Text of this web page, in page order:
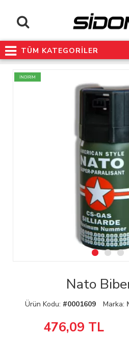
TÜM KATEGORİLER
İNDİRİM
Nato
Ürün Kodu: #0001609 Marka:
476,09 TL